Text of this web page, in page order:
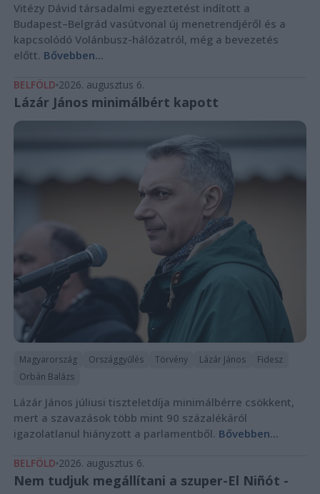
Vitézy Dávid társadalmi egyeztetést indított a
Budapest–Belgrád vasútvonal új menetrendjéről és a
kapcsolódó Volánbusz-hálózatról, még a bevezetés
előtt. Bővebben...
BELFÖLD 2026. augusztus 6.
Lázár János minimálbért kapott
Magyarország Országgyűlés Törvény Lázár János
Fidesz
Orbán Balázs
Lázár János júliusi tiszteletdíja minimálbérre csökkent,
mert a szavazások több mint 90 százalékáról
igazolatlanul hiányzott a parlamentből. Bővebben...
BELFÖLD 2026. augusztus 6.
Nem tudjuk megállítani a szuper-El Niñót -